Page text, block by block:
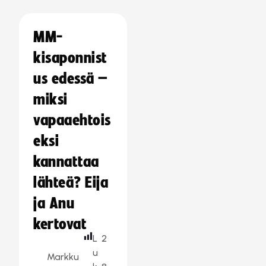
MM-
kisaponnist
us edessä –
miksi
vapaaehtois
eksi
kannattaa
lähteä? Eija
ja Anu
kertovat
Markku
L
u
2